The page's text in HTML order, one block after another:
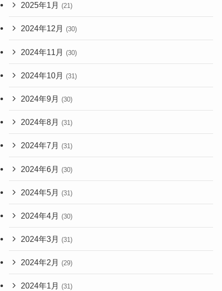
2025年1月 (21)
2024年12月 (30)
2024年11月 (30)
2024年10月 (31)
2024年9月 (30)
2024年8月 (31)
2024年7月 (31)
2024年6月 (30)
2024年5月 (31)
2024年4月 (30)
2024年3月 (31)
2024年2月 (29)
2024年1月 (31)